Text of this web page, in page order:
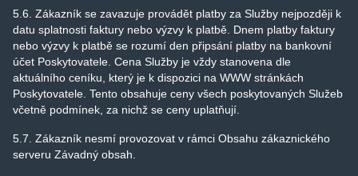
5.6. Zákazník se zavazuje provádět platby za Služby nejpozději k
datu splatnosti faktury nebo výzvy k platbě. Dnem platby faktury
nebo výzvy k platbě se rozumí den připsání platby na bankovní
účet Poskytovatele. Cena Služby je vždy stanovena dle
aktuálního ceníku, který je k dispozici na WWW stránkách
Poskytovatele. Tento obsahuje ceny všech poskytovaných Služeb
včetně podmínek, za nichž se ceny uplatňují.
5.7. Zákazník nesmí provozovat v rámci Obsahu zákaznického
serveru Závadný obsah.